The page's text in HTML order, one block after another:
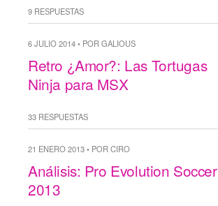
9 RESPUESTAS
6 JULIO 2014 • POR GALIOUS
Retro ¿Amor?: Las Tortugas
Ninja para MSX
33 RESPUESTAS
21 ENERO 2013 • POR CIRO
Análisis: Pro Evolution Soccer
2013